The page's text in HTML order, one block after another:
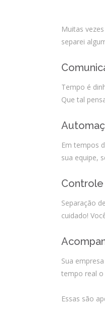
Muitas
separei
Tempo é
Que tal
Em tempos
sua equipe,
Separação
cuidado!
Sua
tempo real o
Essas são